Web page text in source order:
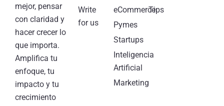
mejor, pensar
con claridad y
hacer crecer lo
que importa.
Amplifica tu
enfoque, tu
impacto y tu
crecimiento
Write
for us
eCommerce
Pymes
Startups
Inteligencia
Artificial
Marketing
Tips